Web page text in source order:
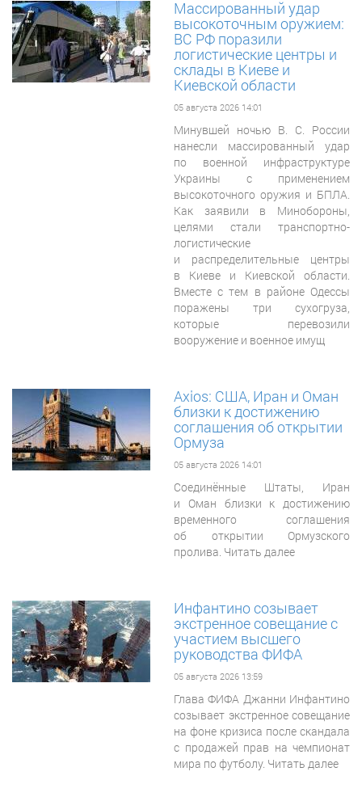
Массированный удар
высокоточным оружием:
ВС РФ поразили
логистические центры и
склады в Киеве и
Киевской области
05 августа 2026 14:01
Минувшей ночью В. С. России
нанесли массированный удар
по военной инфраструктуре
Украины с применением
высокоточного оружия и БПЛА.
Как заявили в Минобороны,
целями стали транспортно-
логистические
и распределительные центры
в Киеве и Киевской области.
Вместе с тем в районе Одессы
поражены три сухогруза,
которые перевозили
вооружение и военное имущ
Axios: США, Иран и Оман
близки к достижению
соглашения об открытии
Ормуза
05 августа 2026 14:01
Соединённые Штаты, Иран
и Оман близки к достижению
временного соглашения
об открытии Ормузского
пролива. Читать далее
Инфантино созывает
экстренное совещание с
участием высшего
руководства ФИФА
05 августа 2026 13:59
Глава ФИФА Джанни Инфантино
созывает экстренное совещание
на фоне кризиса после скандала
с продажей прав на чемпионат
мира по футболу. Читать далее